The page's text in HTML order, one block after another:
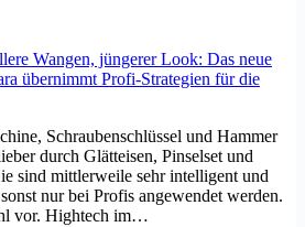
Schraubenschlüssel und Hammer
durch Glätteisen, Pinselset und
sind mittlerweile sehr intelligent und
nur bei Profis angewendet werden.
vor. Hightech im…